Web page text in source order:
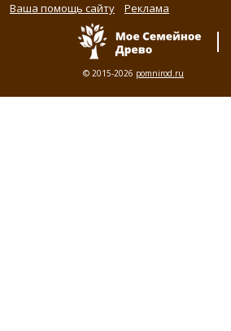
Ваша помощь сайту Реклама
© 2015-2026 pomnirod.ru